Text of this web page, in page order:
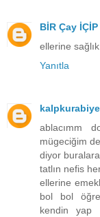
BİR Çay
ellerine
Yanıtla
kalpkurabiye
ablacımm
mügeciğim
diyor
tatlın nefis
ellerine
bol bol
kendin yap